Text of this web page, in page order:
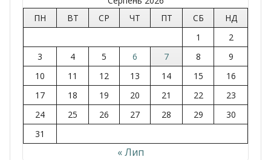
ПН
ВТ СР ЧТ ПТ СБ
НД
1
2
3
4 5 6 7 8
9
10
11 12 13 14 15
16
17
18 19 20 21 22
23
24
25 26 27 28 29
30
31
« Лип